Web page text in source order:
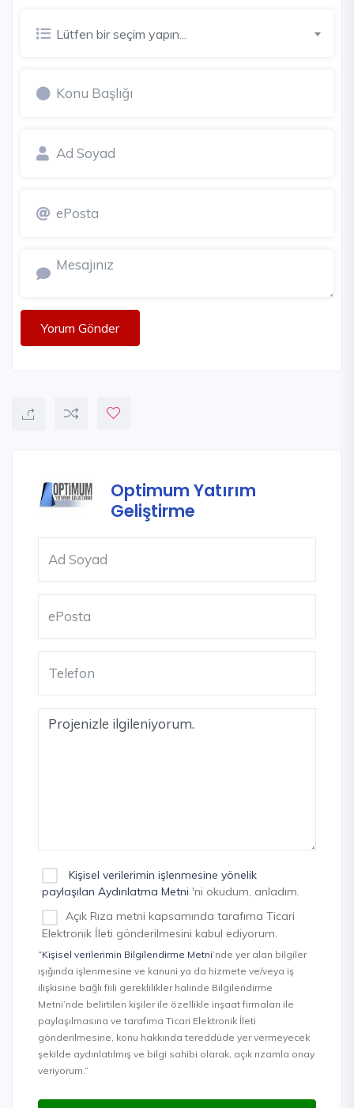
Lütfen bir seçim yapın...
Yorum Gönder
Optimum Yatırım
Geliştirme
Kişisel verilerimin işlenmesine yönelik
paylaşılan Aydınlatma Metni 'ni okudum, anladım.
Açık Rıza metni kapsamında tarafıma Ticari
Elektronik İleti gönderilmesini kabul ediyorum.
“Kişisel verilerimin Bilgilendirme Metni’nde yer alan bilgiler
ışığında işlenmesine ve kanuni ya da hizmete ve/veya iş
ilişkisine bağlı fiili gereklilikler halinde Bilgilendirme
Metni’nde belirtilen kişiler ile özellikle inşaat firmaları ile
paylaşılmasına ve tarafıma Ticari Elektronik İleti
gönderilmesine, konu hakkında tereddüde yer vermeyecek
şekilde aydınlatılmış ve bilgi sahibi olarak, açık rızamla onay
veriyorum.”